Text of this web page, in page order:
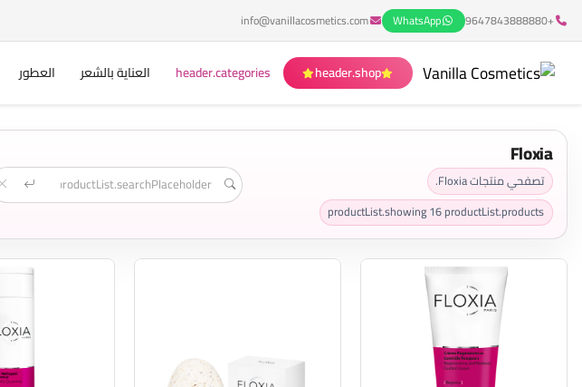
+9647843888880
WhatsApp
info@vanillacosmetics.com
header.shop
header.categories العناية بالشعر العطور
Floxia
تصفحي منتجات Floxia.
productList.showing16productList.products